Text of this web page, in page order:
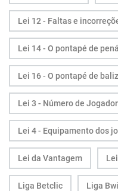
Lei 12 - Faltas e
Lei 14 - O pontapé de
Lei 16 - O pontapé de
Lei 3 - Número de
Lei 4 - Equipamento dos
Lei da Vantagem
Liga Betclic Liga